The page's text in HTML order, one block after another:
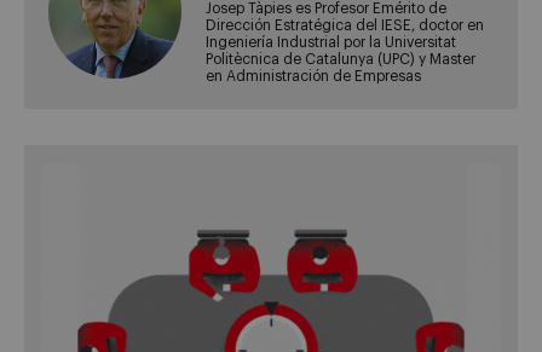
Josep Tàpies es Profesor Emérito de
Dirección Estratégica del IESE, doctor en
Ingeniería Industrial por la Universitat
Politècnica de Catalunya (UPC) y Master
en Administración de Empresas